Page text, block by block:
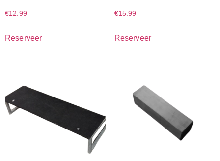
€12.99
Reserveer
€15.99
Reserveer